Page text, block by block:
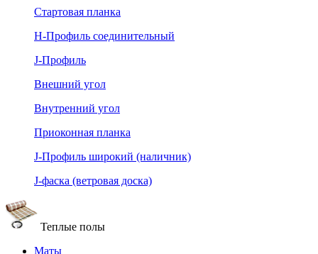
Стартовая планка
Н-Профиль соединительный
J-Профиль
Внешний угол
Внутренний угол
Приоконная планка
J-Профиль широкий (наличник)
J-фаска (ветровая доска)
Теплые полы
Маты